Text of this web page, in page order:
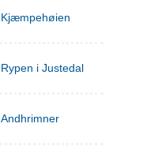
Kjæmpehøien
Rypen i Justedal
Andhrimner